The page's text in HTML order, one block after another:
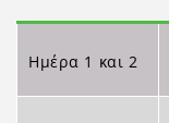
Ημέρα 1 και 2